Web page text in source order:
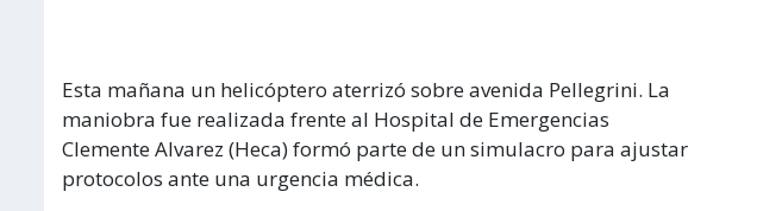
Esta mañana un helicóptero aterrizó sobre avenida Pellegrini. La
maniobra fue realizada frente al Hospital de Emergencias
Clemente Alvarez (Heca) formó parte de un simulacro para ajustar
protocolos ante una urgencia médica.